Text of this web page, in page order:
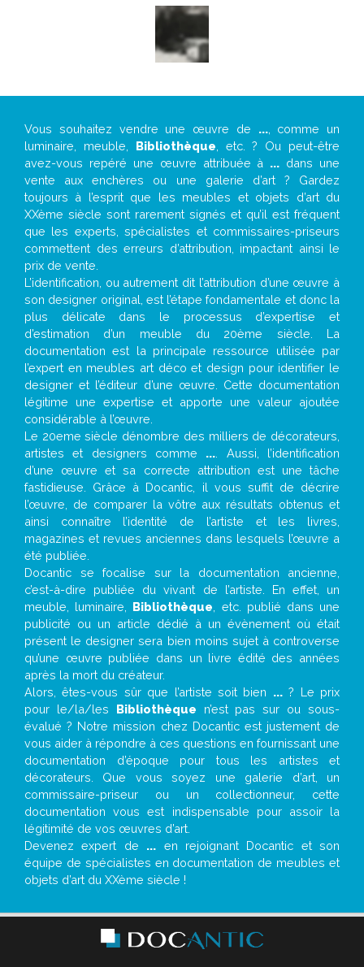
Vous souhaitez vendre une œuvre de ..., comme un
luminaire, meuble, Bibliothèque, etc. ? Ou peut-être
avez-vous repéré une œuvre attribuée à ... dans une
vente aux enchères ou une galerie d’art ? Gardez
toujours à l’esprit que les meubles et objets d’art du
XXème siècle sont rarement signés et qu’il est fréquent
que les experts, spécialistes et commissaires-priseurs
commettent des erreurs d’attribution, impactant ainsi le
prix de vente.
L’identification, ou autrement dit l’attribution d’une œuvre à
son designer original, est l’étape fondamentale et donc la
plus délicate dans le processus d’expertise et
d’estimation d’un meuble du 20ème siècle. La
documentation est la principale ressource utilisée par
l’expert en meubles art déco et design pour identifier le
designer et l’éditeur d’une œuvre. Cette documentation
légitime une expertise et apporte une valeur ajoutée
considérable à l’œuvre.
Le 20eme siècle dénombre des milliers de décorateurs,
artistes et designers comme .... Aussi, l’identification
d’une œuvre et sa correcte attribution est une tâche
fastidieuse. Grâce à Docantic, il vous suffit de décrire
l’œuvre, de comparer la vôtre aux résultats obtenus et
ainsi connaître l’identité de l’artiste et les livres,
magazines et revues anciennes dans lesquels l’œuvre a
été publiée.
Docantic se focalise sur la documentation ancienne,
c’est-à-dire publiée du vivant de l’artiste. En effet, un
meuble, luminaire, Bibliothèque, etc. publié dans une
publicité ou un article dédié à un évènement où était
présent le designer sera bien moins sujet à controverse
qu’une œuvre publiée dans un livre édité des années
après la mort du créateur.
Alors, êtes-vous sûr que l’artiste soit bien ...? Le prix
pour le/la/les Bibliothèque n’est pas sur ou sous-
évalué ? Notre mission chez Docantic est justement de
vous aider à répondre à ces questions en fournissant une
documentation d’époque pour tous les artistes et
décorateurs. Que vous soyez une galerie d’art, un
commissaire-priseur ou un collectionneur, cette
documentation vous est indispensable pour assoir la
légitimité de vos œuvres d’art.
Devenez expert de ... en rejoignant Docantic et son
équipe de spécialistes en documentation de meubles et
objets d’art du XXème siècle !